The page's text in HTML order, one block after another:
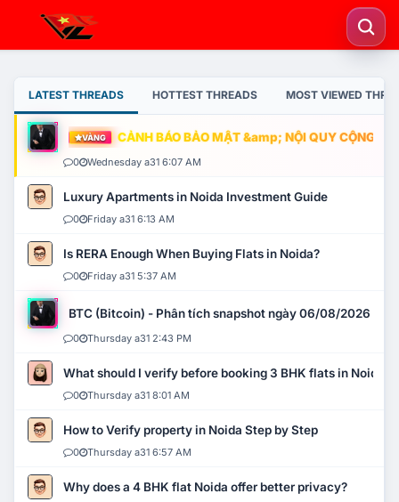
LATEST THREADS HOTTEST THREADS MOST VIEWED
VÀNG CẢNH BÁO BẢO MẬT &amp; NỘI QUY CỘNG
0 Wednesday a31 6:07 AM
Luxury Apartments in Noida Investment Guide
0 Friday a31 6:13 AM
Is RERA Enough When Buying Flats in Noida?
0 Friday a31 5:37 AM
BTC (Bitcoin) - Phân tích snapshot ngày 06/08/2026
0 Thursday a31 2:43 PM
What should I verify before booking 3 BHK flats in Noida?
0 Thursday a31 8:01 AM
How to Verify property in Noida Step by Step
0 Thursday a31 6:57 AM
Why does a 4 BHK flat Noida offer better privacy?